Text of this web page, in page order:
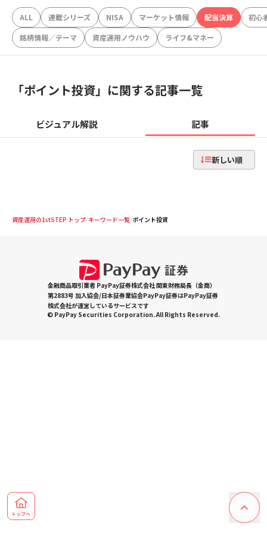
ALL 連載シリーズ NISA マーケット情報 配当決算
初心
銘柄情報／テーマ
資産運用ノウハウ ライフ&マネー
「ポイント投資」に関する記事一覧
ビジュアル解説 記事
新しい順
資産運用の1stSTEP トップ キーワード一覧 ポイント投資
金融商品取引業者 PayPay証券株式会社 関東財務局長（金商）
第2883号 加入協会/日本証券業協会PayPay証券はPayPay証券
株式会社が運営しているサービスです
© PayPay Securities Corporation. All Rights Reserved.